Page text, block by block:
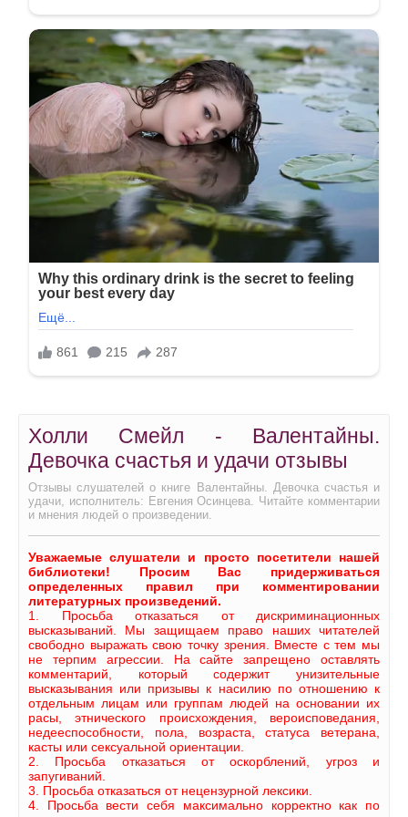
Холли Смейл - Валентайны.
Девочка счастья и удачи отзывы
Отзывы слушателей о книге Валентайны. Девочка счастья и
удачи, исполнитель: Евгения Осинцева. Читайте комментарии
и мнения людей о произведении.
Уважаемые слушатели и просто посетители нашей
библиотеки! Просим Вас придерживаться
определенных правил при комментировании
литературных произведений.
1. Просьба отказаться от дискриминационных
высказываний. Мы защищаем право наших читателей
свободно выражать свою точку зрения. Вместе с тем мы
не терпим агрессии. На сайте запрещено оставлять
комментарий, который содержит унизительные
высказывания или призывы к насилию по отношению к
отдельным лицам или группам людей на основании их
расы, этнического происхождения, вероисповедания,
недееспособности, пола, возраста, статуса ветерана,
касты или сексуальной ориентации.
2. Просьба отказаться от оскорблений, угроз и
запугиваний.
3. Просьба отказаться от нецензурной лексики.
4. Просьба вести себя максимально корректно как по